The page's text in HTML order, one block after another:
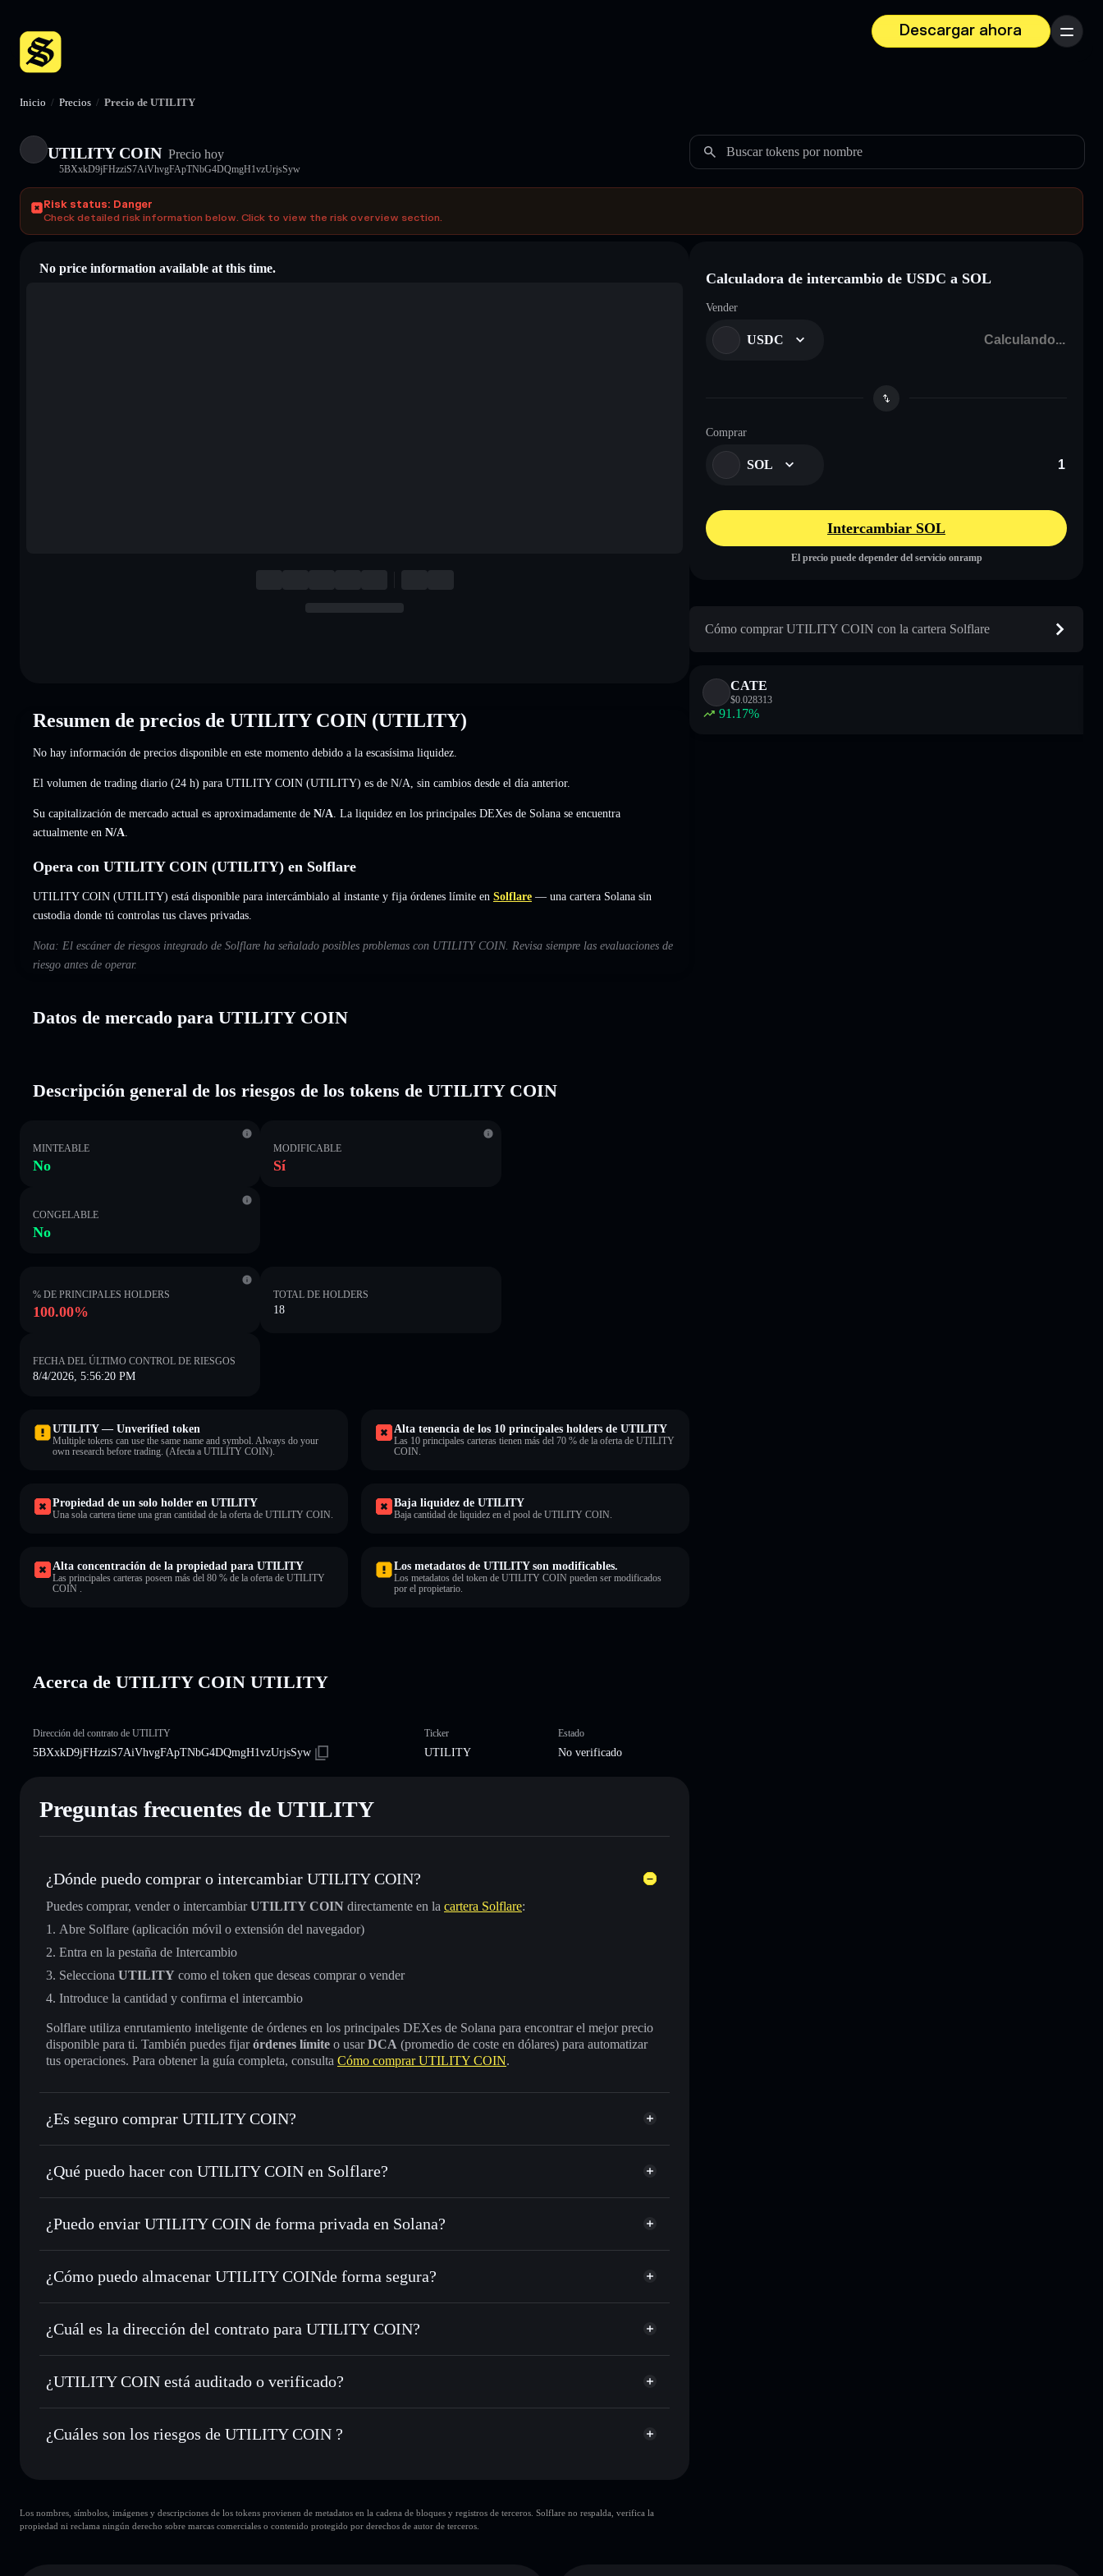
Descargar ahora
Menú
Inicio / Precios / Precio de UTILITY
UTILITY COIN Precio hoy
5BXxkD9jFHzziS7AiVhvgFApTNbG4DQmgH1vzUrjsSyw
Buscar tokens por nombre
Risk status: Danger
Check detailed risk information below. Click to view the risk overview section.
No price information available at this time.
Resumen de precios de UTILITY COIN (UTILITY)
No hay información de precios disponible en este momento debido a la escasísima liquidez.
El volumen de trading diario (24 h) para UTILITY COIN (UTILITY) es de N/A sin cambios desde el día anterior.
Su capitalización de mercado actual es aproximadamente de N/A . La liquidez en los principales DEXes de Solana se encuentra
actualmente en N/A
Opera con UTILITY COIN (UTILITY) en Solflare
UTILITY COIN (UTILITY) está disponible para intercámbialo al instante y fija órdenes límite en Solflare — una cartera Solana sin
custodia donde tú controlas tus claves privadas.
Nota: El escáner de riesgos integrado de Solflare ha señalado posibles problemas con UTILITY COIN. Revisa siempre las evaluaciones de
riesgo antes de operar.
Datos de mercado para UTILITY COIN
Descripción general de los riesgos de los tokens de UTILITY COIN
MINTEABLE
No
MODIFICABLE
Sí
CONGELABLE
No
% DE PRINCIPALES HOLDERS
100.00%
TOTAL DE HOLDERS
18
FECHA DEL ÚLTIMO CONTROL DE RIESGOS
8/4/2026, 5:56:20 PM
UTILITY — Unverified token
Multiple tokens can use the same name and symbol. Always do your
own research before trading. (Afecta a UTILITY COIN).
Alta tenencia de los 10 principales holders de UTILITY
Las 10 principales carteras tienen más del 70 % de la oferta de UTILITY
COIN.
Propiedad de un solo holder en UTILITY
Una sola cartera tiene una gran cantidad de la oferta de UTILITY COIN.
Baja liquidez de UTILITY
Baja cantidad de liquidez en el pool de UTILITY COIN.
Alta concentración de la propiedad para UTILITY
Las principales carteras poseen más del 80 % de la oferta de UTILITY
COIN .
Los metadatos de UTILITY son modificables.
Los metadatos del token de UTILITY COIN pueden ser modificados
por el propietario.
Acerca de UTILITY COIN UTILITY
Dirección del contrato de UTILITY
5BXxkD9jFHzziS7AiVhvgFApTNbG4DQmgH1vzUrjsSyw
Ticker
UTILITY
Estado
No verificado
Preguntas frecuentes de UTILITY
¿Dónde puedo comprar o intercambiar UTILITY COIN?
Puedes comprar, vender o intercambiarUTILITY COIN directamente en la cartera Solflare:
Abre Solflare (aplicación móvil o extensión del navegador)
Entra en la pestaña de Intercambio
Selecciona UTILITY como el token que deseas comprar o vender
Introduce la cantidad y confirma el intercambio
Solflare utiliza enrutamiento inteligente de órdenes en los principales DEXes de Solana para encontrar el mejor precio
disponible para ti. También puedes fijarórdenes límite o usarDCA (promedio de coste en dólares) para automatizar
tus operaciones. Para obtener la guía completa, consulta Cómo comprar UTILITY COIN.
¿Es seguro comprar UTILITY COIN?
UTILITY COIN no está verificado
¿Qué puedo hacer con UTILITY COIN en Solflare?
UTILITY COIN
cartera de Solflare
Intercambiar al instante: operar con UTILITY para SOL, USDC o miles de otros tokens de Solana con
Utilizar DCA: promedio de coste en dólares en UTILITY a lo largo del tiempo
Enviar de forma privada: transferir UTILITY sin vincular públicamente las carteras usando el agregador de
privacidad integrado de Solflare
Holdear de forma segura: almacenar UTILITY en una cartera sin custodia donde tú controla tus claves privadas
¿Puedo enviar UTILITY COIN de forma privada en Solana?
agregador de privacidad
¿Cómo puedo almacenar UTILITY COINde forma segura?
UTILITY COIN cartera sin custodia Solflare
¿Cuál es la dirección del contrato para UTILITY COIN?
UTILITY COIN
5BXxkD9jFHzziS7AiVhvgFApTNbG4DQmgH1vzUrjsSyw
Solflare
¿UTILITY COIN está auditado o verificado?
UTILITY COIN no está verificado actualmente
¿Cuáles son los riesgos de UTILITY COIN ?
carteras
UTILITY COIN
sola cartera
Los nombres, símbolos, imágenes y descripciones de los tokens provienen de metadatos en la cadena de bloques y registros de terceros. Solflare no respalda, verifica la
propiedad ni reclama ningún derecho sobre marcas comerciales o contenido protegido por derechos de autor de terceros.
Calculadora de intercambio de USDC a SOL
Vender
USDC
Comprar
SOL
Intercambiar SOL
El precio puede depender del servicio onramp
Cómo comprar UTILITY COIN con la cartera Solflare
CATE
$0.028313
91.17%